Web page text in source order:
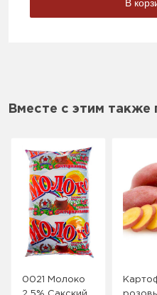
В
Вместе с этим также
0021 Молоко